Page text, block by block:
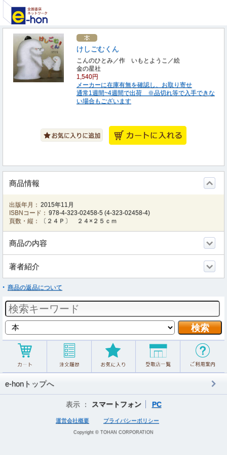
けしごむくん
こんのひとみ／作 いもとようこ／絵
金の星社
1,540円
メーカーに在庫有無を確認し、お取り寄せ
通常1週間~4週間で出荷 ※品切れ等で入手できな
い場合もございます
商品情報
出版年月： 2015年11月
ISBNコード： 978-4-323-02458-5 (4-323-02458-4)
頁数・縦：
〔２４Ｐ〕 ２４×２５ｃｍ
商品の内容
著者紹介
商品の返品について
e-honトップへ
表示 ： スマートフォン PC
運営会社概要 プライバシーポリシー
Copyright © TOHAN CORPORATION